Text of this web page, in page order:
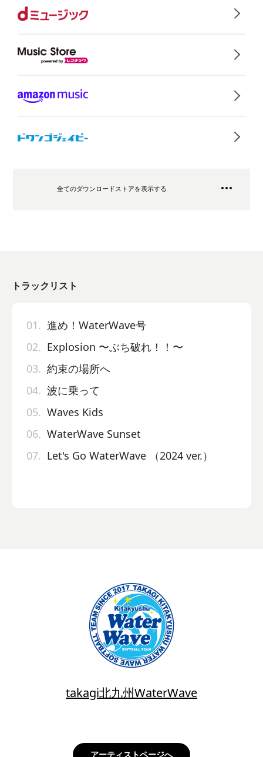
全てのダウンロードストアを表示する
トラックリスト
01. 進め！WaterWave号
02. Explosion 〜ぶち破れ！！〜
03. 約束の場所へ
04. 波に乗って
05. Waves Kids
06. WaterWave Sunset
07. Let's Go WaterWave （2024 ver.）
takagi北九州WaterWave
アーティストページへ